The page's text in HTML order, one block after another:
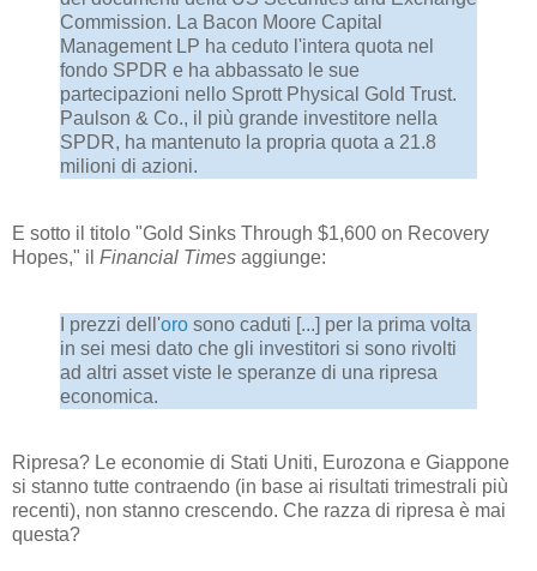
Commission. La Bacon Moore Capital
Management LP ha ceduto l'intera quota nel
fondo SPDR e ha abbassato le sue
partecipazioni nello Sprott Physical Gold Trust.
Paulson & Co., il più grande investitore nella
SPDR, ha mantenuto la propria quota a 21.8
milioni di azioni.
E sotto il titolo "Gold Sinks Through $1,600 on Recovery
Hopes," il Financial Times aggiunge:
I prezzi dell'oro sono caduti [...] per la prima volta
in sei mesi dato che gli investitori si sono rivolti
ad altri asset viste le speranze di una ripresa
economica.
Ripresa? Le economie di Stati Uniti, Eurozona e Giappone
si stanno tutte contraendo (in base ai risultati trimestrali più
recenti), non stanno crescendo. Che razza di ripresa è mai
questa?